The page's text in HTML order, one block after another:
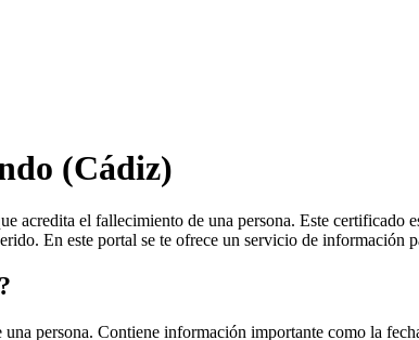
(Cádiz)
acredita el fallecimiento de una persona. Este certificado
En este portal se te ofrece un servicio de información
persona. Contiene información importante como la